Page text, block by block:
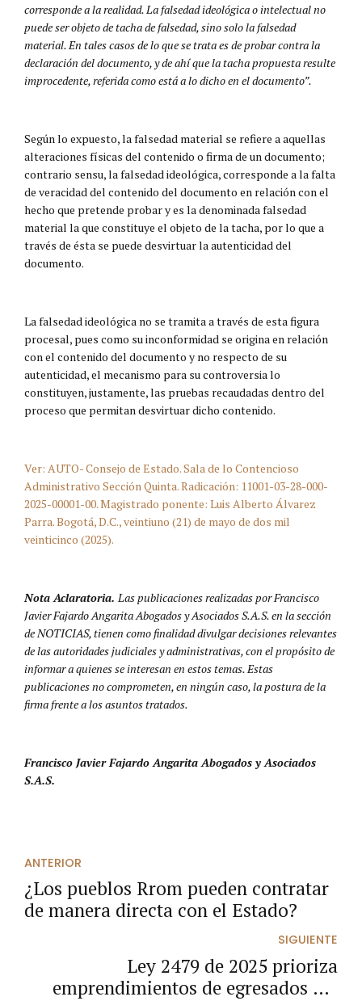
corresponde a la realidad. La falsedad ideológica o intelectual no
puede ser objeto de tacha de falsedad, sino solo la falsedad
material. En tales casos de lo que se trata es de probar contra la
declaración del documento, y de ahí que la tacha propuesta resulte
improcedente, referida como está a lo dicho en el documento”.
Según lo expuesto, la falsedad material se refiere a aquellas
alteraciones físicas del contenido o firma de un documento;
contrario sensu, la falsedad ideológica, corresponde a la falta
de veracidad del contenido del documento en relación con el
hecho que pretende probar y es la denominada falsedad
material la que constituye el objeto de la tacha, por lo que a
través de ésta se puede desvirtuar la autenticidad del
documento.
La falsedad ideológica no se tramita a través de esta figura
procesal, pues como su inconformidad se origina en relación
con el contenido del documento y no respecto de su
autenticidad, el mecanismo para su controversia lo
constituyen, justamente, las pruebas recaudadas dentro del
proceso que permitan desvirtuar dicho contenido.
Ver: AUTO- Consejo de Estado. Sala de lo Contencioso
Administrativo Sección Quinta. Radicación: 11001-03-28-000-
2025-00001-00. Magistrado ponente: Luis Alberto Álvarez
Parra. Bogotá, D.C., veintiuno (21) de mayo de dos mil
veinticinco (2025).
Nota Aclaratoria. Las publicaciones realizadas por Francisco
Javier Fajardo Angarita Abogados y Asociados S.A.S. en la sección
de NOTICIAS, tienen como finalidad divulgar decisiones relevantes
de las autoridades judiciales y administrativas, con el propósito de
informar a quienes se interesan en estos temas. Estas
publicaciones no comprometen, en ningún caso, la postura de la
firma frente a los asuntos tratados.
Francisco Javier Fajardo Angarita Abogados y Asociados
S.A.S.
ANTERIOR
¿Los pueblos Rrom pueden contratar
de manera directa con el Estado?
SIGUIENTE
Ley 2479 de 2025 prioriza
emprendimientos de egresados del